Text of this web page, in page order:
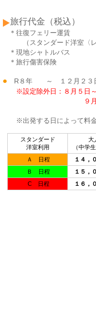
旅行代金（税込）
＊往復フェリー運賃
（スタンダード洋室〈レ
＊現地シャトルバス
＊旅行傷害保険
● R８年 ～ １２月２３日
※設定除外日：８月５日
９月１４日～
※出発する日によって料金
スタンダード
洋室利用
大
（中学
Ａ 日程
１４，
Ｂ 日程
１５，
C 日程
１６，